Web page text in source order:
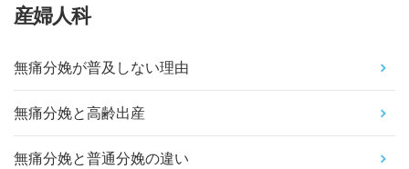
産婦人科
無痛分娩が普及しない理由
無痛分娩と高齢出産
無痛分娩と普通分娩の違い